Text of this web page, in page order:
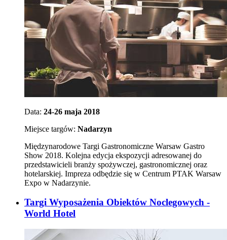
Data: 24-26 maja 2018
Miejsce targów: Nadarzyn
Międzynarodowe Targi Gastronomiczne Warsaw Gastro
Show 2018. Kolejna edycja ekspozycji adresowanej do
przedstawicieli branży spożywczej, gastronomicznej oraz
hotelarskiej. Impreza odbędzie się w Centrum PTAK Warsaw
Expo w Nadarzynie.
Targi Wyposażenia Obiektów Noclegowych -
World Hotel